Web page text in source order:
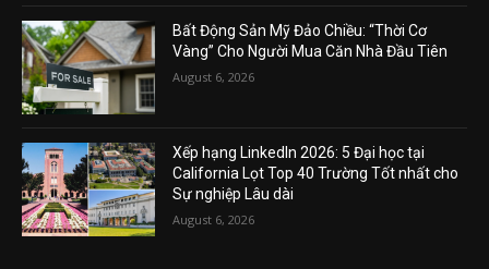
Bất Động Sản Mỹ Đảo Chiều: “Thời Cơ
Vàng” Cho Người Mua Căn Nhà Đầu Tiên
August 6, 2026
Xếp hạng LinkedIn 2026: 5 Đại học tại
California Lọt Top 40 Trường Tốt nhất cho
Sự nghiệp Lâu dài
August 6, 2026